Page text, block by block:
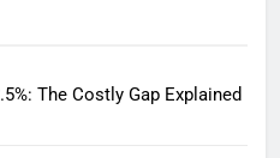
The Costly Gap Explained